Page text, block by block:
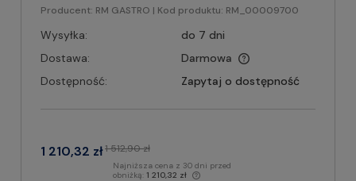
Producent: RM GASTRO | Kod produktu: RM_00009700
Wysyłka:
do 7 dni
Dostawa:
Darmowa
Dostępność:
Zapytaj o dostępność
1 210,32 zł1 512,90 zł
Najniższa cena z 30 dni przed
obniżką: 1 210,32 zł